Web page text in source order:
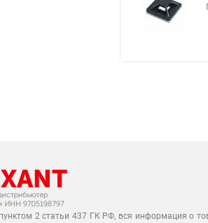
2 статьи 437 ГК РФ, вся информация о